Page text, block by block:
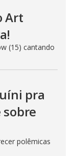
Art
(15) cantando
pra
polêmicas